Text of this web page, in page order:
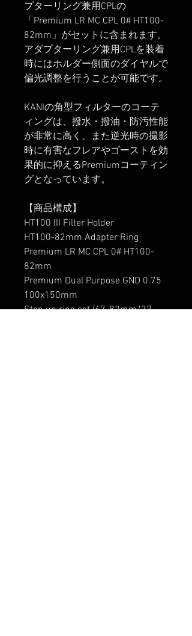
プターリング兼用CPLの
「Premium LR MC CPL 0# HT100-
82mm」がセットに含まれます。
アダプターリング兼用CPLを装着
時にはホルダー側面のダイヤルで
偏光調整を行うことが可能です。
KANIの角型フィルターのコーテ
ィングは、撥水・撥油・防汚性能
が非常に高く、また逆光時の撮影
時に有害なフレアやゴーストを効
果的に抑えるPremiumコーティン
グとなっています。
【商品構成】
HT100 III Filter Holder
HT100-82mm Adapter Ring
Premium LR MC CPL 0# HT100-
82mm
Premium Dual Purpose GND 0.75
100x150mm
Step up ring set (67-82mm/72-